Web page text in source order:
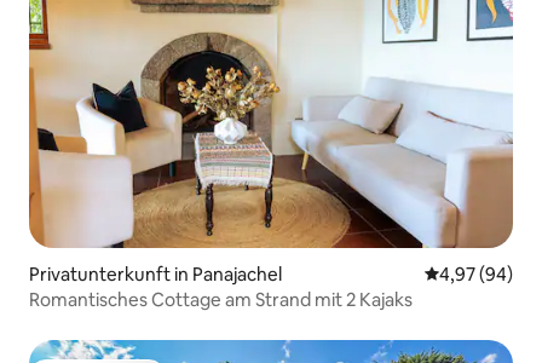
Privatunterkunft in Panajachel
4,97 (94)
Romantisches Cottage am Strand mit 2 Kajaks